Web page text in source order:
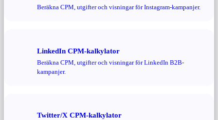
Beräkna CPM, utgifter och visningar för Instagram-kampanjer.
LinkedIn CPM-kalkylator
Beräkna CPM, utgifter och visningar för LinkedIn B2B-
kampanjer.
Twitter/X CPM-kalkylator